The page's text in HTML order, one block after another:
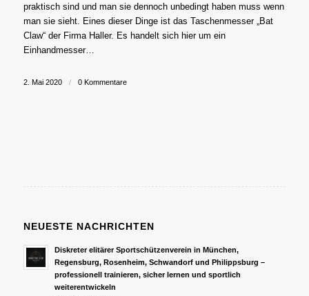
praktisch sind und man sie dennoch unbedingt haben muss wenn
man sie sieht. Eines dieser Dinge ist das Taschenmesser „Bat
Claw“ der Firma Haller. Es handelt sich hier um ein
Einhandmesser…
2. Mai 2020 / 0 Kommentare
NEUESTE NACHRICHTEN
Diskreter elitärer Sportschützenverein in München,
Regensburg, Rosenheim, Schwandorf und Philippsburg –
professionell trainieren, sicher lernen und sportlich
weiterentwickeln